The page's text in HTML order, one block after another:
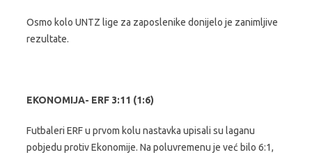
Osmo kolo UNTZ lige za zaposlenike donijelo je zanimljive
rezultate.
EKONOMIJA- ERF 3:11 (1:6)
Futbaleri ERF u prvom kolu nastavka upisali su laganu
pobjedu protiv Ekonomije. Na poluvremenu je već bilo 6:1,